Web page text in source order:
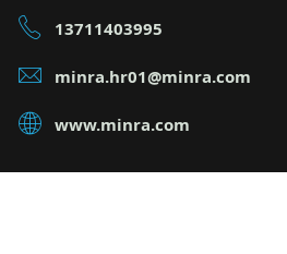
13711403995
minra.hr01@minra.com
www.minra.com